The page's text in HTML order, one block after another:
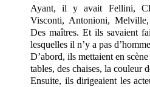
Ayant, il y avait Fellini,
Visconti, Antonioni,
Des maîtres. Et ils savaient
lesquelles il n’y a pas
D’abord, ils mettaient en
tables, des chaises, la couleur
Ensuite, ils dirigeaient les